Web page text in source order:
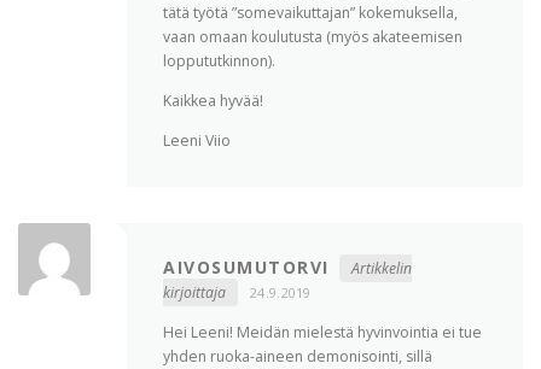
tätä työtä ”somevaikuttajan” kokemuksella,
vaan omaan koulutusta (myös akateemisen
loppututkinnon).
Kaikkea hyvää!
Leeni Viio
AIVOSUMUTORVI
Artikkelin
kirjoittaja
24.9.2019
Hei Leeni! Meidän mielestä hyvinvointia ei tue
yhden ruoka-aineen demonisointi, sillä